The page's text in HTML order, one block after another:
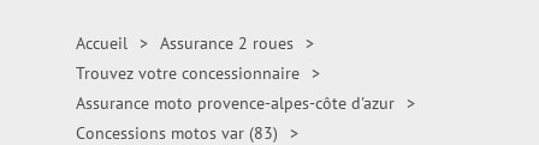
Accueil > Assurance 2 roues >
Trouvez votre concessionnaire >
Assurance moto provence-alpes-côte d'azur >
Concessions motos var (83)
>